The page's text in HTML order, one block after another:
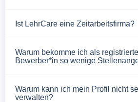
Ist LehrCare eine Zeitarbeitsfirma?
Warum bekomme ich als
Bewerber*in so wenige
Warum kann ich mein Profil nicht
verwalten?